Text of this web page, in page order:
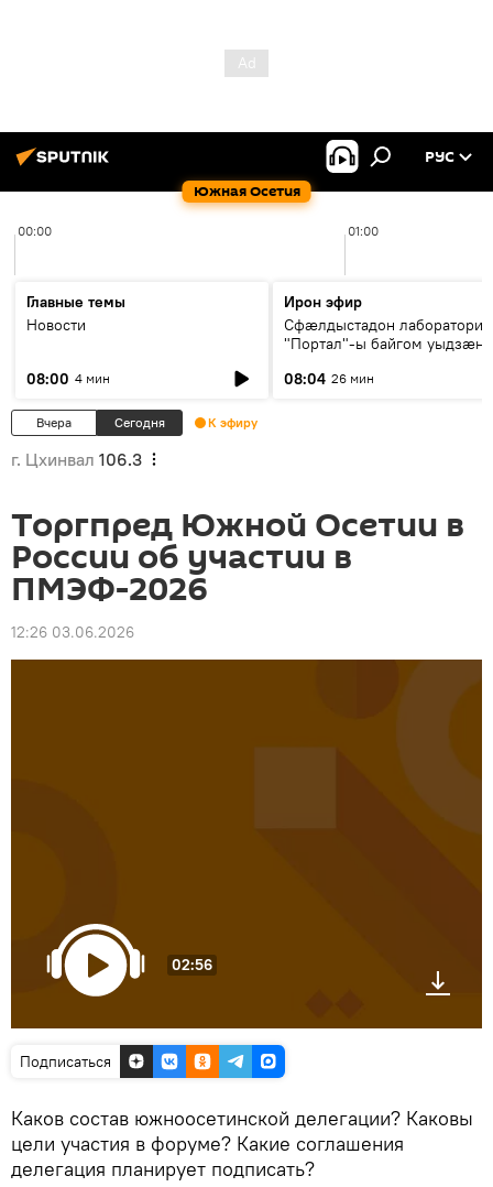
Южная Осетия
РУС
00:00 01:00
Главные темы
Новости
08:00 4 мин
Ирон эфир
Сфæлдыстадон лаборатори
"Портал"-ы байгом уыдзæн
Æхсары куыстыты равдыст
08:04 26 мин
Вчера Сегодня К эфиру
г. Цхинвал 106.3
Торгпред Южной Осетии в
России об участии в
ПМЭФ-2026
12:26 03.06.2026
02:56
Подписаться
Каков состав южноосетинской делегации? Каковы
цели участия в форуме? Какие соглашения
делегация планирует подписать?